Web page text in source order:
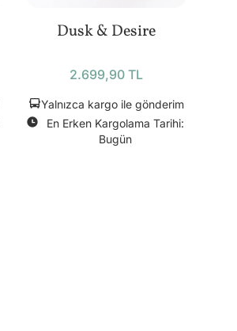
Dusk & Desire
2.699,90 TL
Yalnızca kargo ile gönderim
En Erken Kargolama Tarihi:
Bugün